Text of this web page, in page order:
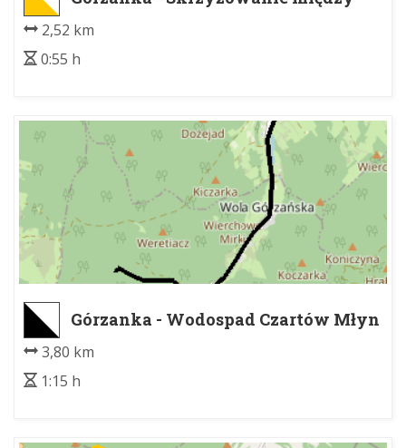
Kiczorką i Wierchem
2,52 km
0:55 h
Górzanka - Wodospad Czartów Młyn
3,80 km
1:15 h